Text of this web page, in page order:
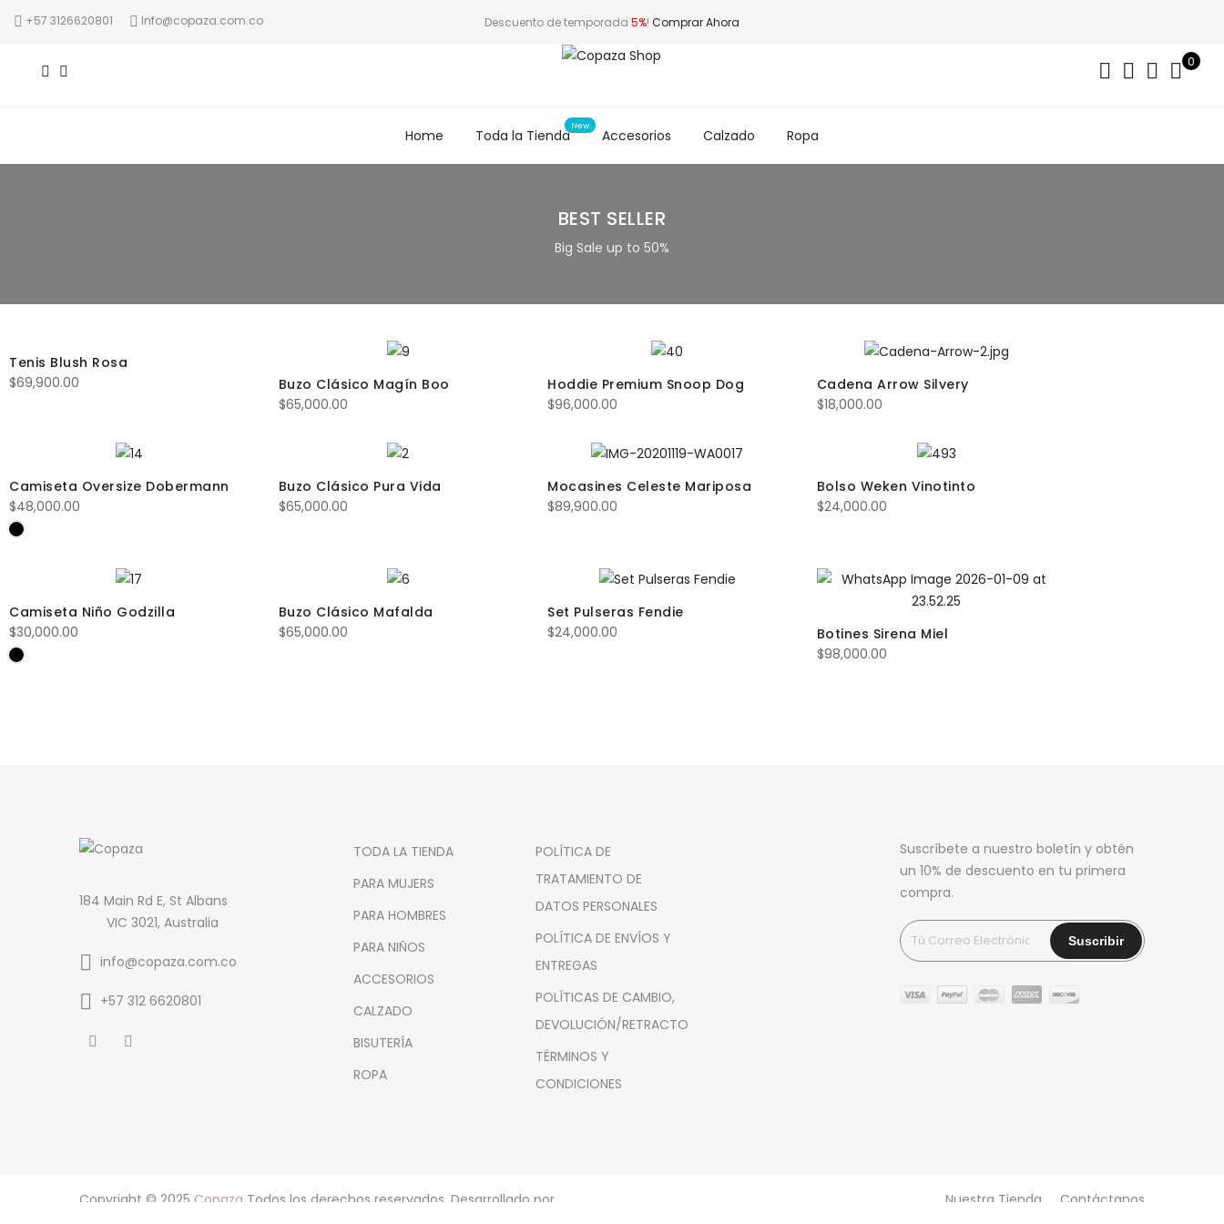
+57 3126620801 Info@copaza.com.co Descuento de temporada 5%! Comprar Ahora
0
Home Toda la Tienda Accesorios Calzado Ropa
BEST SELLER
Big Sale up to 50%
Tenis Blush Rosa
$69,900.00
Buzo Clásico Magín Boo
$65,000.00
Hoddie Premium Snoop Dog
$96,000.00
Cadena Arrow Silvery
$18,000.00
Camiseta Oversize Dobermann
$48,000.00
Buzo Clásico Pura Vida
$65,000.00
Mocasines Celeste Mariposa
$89,900.00
Bolso Weken Vinotinto
$24,000.00
Camiseta Niño Godzilla
$30,000.00
Buzo Clásico Mafalda
$65,000.00
Set Pulseras Fendie
$24,000.00
Botines Sirena Miel
$98,000.00
184 Main Rd E, St Albans
VIC 3021, Australia
info@copaza.com.co
‪+57 312 6620801‬
TODA LA TIENDA
PARA MUJERS
PARA HOMBRES
PARA NIÑOS
ACCESORIOS
CALZADO
BISUTERÍA
ROPA
POLÍTICA DE
TRATAMIENTO DE
DATOS PERSONALES
POLÍTICA DE ENVÍOS Y
ENTREGAS
POLÍTICAS DE CAMBIO,
DEVOLUCIÓN/RETRACTO
TÉRMINOS Y
CONDICIONES
Suscríbete a nuestro boletín y obtén
un 10% de descuento en tu primera
compra.
Copyright © 2025 Copaza Todos los derechos reservados. Desarrollado por Nuestra Tienda Contáctanos